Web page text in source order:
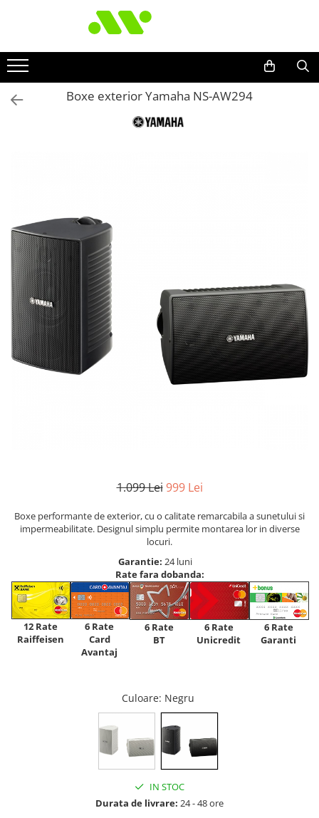
Boxe exterior Yamaha NS-AW294
1.099 Lei 999 Lei
Boxe performante de exterior, cu o calitate remarcabila a sunetului si
impermeabilitate. Designul simplu permite montarea lor in diverse
locuri.
Garantie: 24 luni
Rate fara dobanda:
12 Rate
Raiffeisen
6 Rate
Card
Avantaj
6 Rate
BT
6 Rate
Unicredit
6 Rate
Garanti
Culoare: Negru
IN STOC
Durata de livrare: 24 - 48 ore